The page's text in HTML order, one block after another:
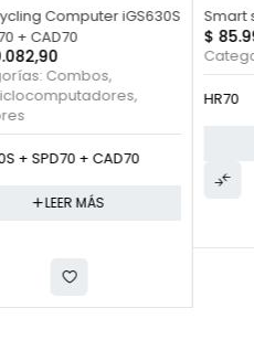
Smart sensors HR70
$85.999,10
Categorías:
HR70